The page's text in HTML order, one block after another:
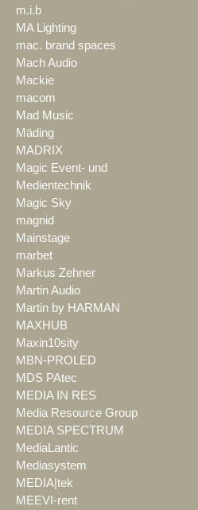
m.i.b
MA Lighting
mac. brand spaces
Mach Audio
Mackie
macom
Mad Music
Mäding
MADRIX
Magic Event- und
Medientechnik
Magic Sky
magnid
Mainstage
marbet
Markus Zehner
Martin Audio
Martin by HARMAN
MAXHUB
Maxin10sity
MBN-PROLED
MDS PAtec
MEDIA IN RES
Media Resource Group
MEDIA SPECTRUM
MediaLantic
Mediasystem
MEDIA|tek
MEEVI-rent